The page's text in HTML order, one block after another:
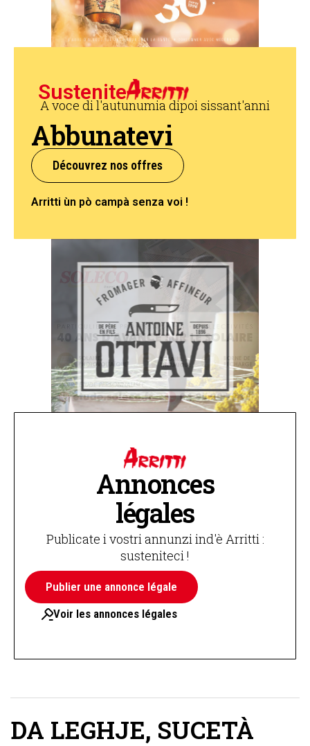
Sustenite
A voce di l'autunumia dipoi sissant'anni
Abbunatevi
Découvrez nos offres
Arritti ùn pò campà senza voi !
Annonces
légales
Publicate i vostri annunzi ind'è Arritti :
susteniteci !
Publier une annonce légale
Voir les annonces légales
DA LEGHJE, SUCETÀ